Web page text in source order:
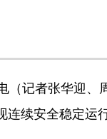
记者张华迎、
续安全稳定运